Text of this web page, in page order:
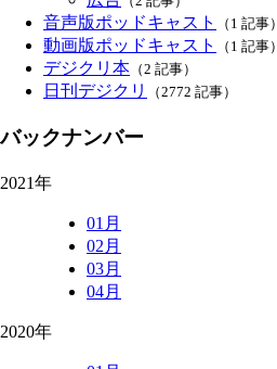
音声版ポッドキャスト （1 記事）
動画版ポッドキャスト （1 記事）
デジクリ本 （2 記事）
日刊デジクリ （2772 記事）
バックナンバー
2021年
01月
02月
03月
04月
2020年